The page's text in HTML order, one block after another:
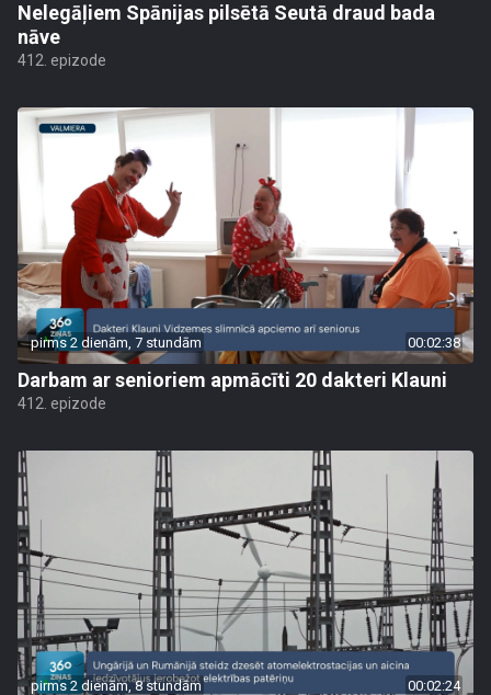
Nelegāļiem Spānijas pilsētā Seutā draud bada
nāve
412. epizode
pirms 2 dienām, 7 stundām 00:02:38
Darbam ar senioriem apmācīti 20 dakteri Klauni
412. epizode
pirms 2 dienām, 8 stundām 00:02:24